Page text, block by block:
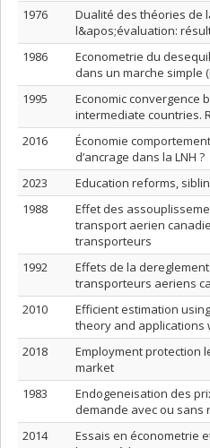
1976
Dualité des théories de
l&apos;évaluation:
1986
Econometrie du
dans un marche simple
1995
Economic convergence
intermediate countries.
2016
Économie
d’ancrage dans la LNH ?
2023
Education reforms,
1988
Effet des
transport aerien
transporteurs
1992
Effets de la
transporteurs aeriens
2010
Efficient estimation
theory and applications
2018
Employment protection
market
1983
Endogeneisation des
demande avec ou sans
2014
Essais en économetrie